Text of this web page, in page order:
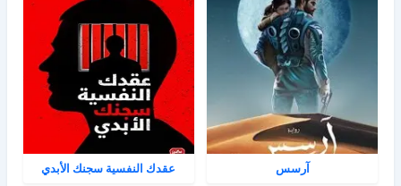
آرسس عقدك النفسية سجنك الأبدي